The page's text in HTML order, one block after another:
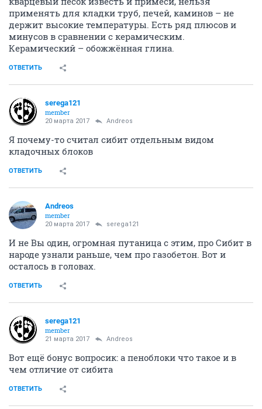
применять для кладки труб, печей, каминов – не
держит высокие температуры. Есть ряд плюсов и
минусов в сравнении с керамическим.
Керамический – обожжённая глина.
ОТВЕТИТЬ
serega121
member
20 марта 2017 Andreos
Я почему-то считал сибит отдельным видом
кладочных блоков
ОТВЕТИТЬ
Andreos
member
20 марта 2017 serega121
И не Вы один, огромная путаница с этим, про Сибит в
народе узнали раньше, чем про газобетон. Вот и
осталось в головах.
ОТВЕТИТЬ
serega121
member
21 марта 2017 Andreos
Вот ещё бонус вопросик: а пеноблоки что такое и в
чем отличие от сибита
ОТВЕТИТЬ